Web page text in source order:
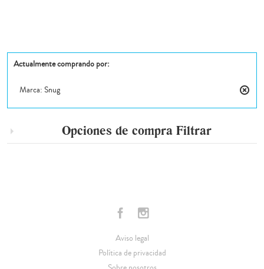
Actualmente comprando por:
este
Marca: Snug
Opciones de compra Filtrar
Aviso legal
Política de privacidad